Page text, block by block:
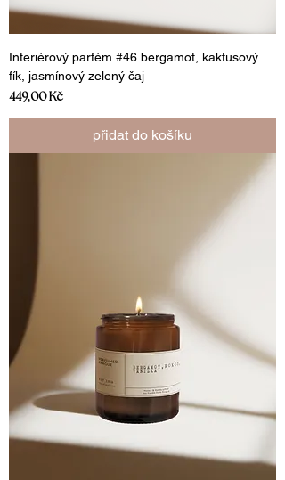
Interiérový parfém #46 bergamot, kaktusový
fík, jasmínový zelený čaj
Cena
449,00 Kč
přidat do košíku